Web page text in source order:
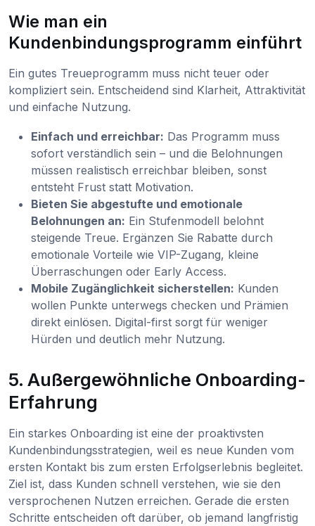
Wie man ein
Kundenbindungsprogramm einführt
Ein gutes Treueprogramm muss nicht teuer oder
kompliziert sein. Entscheidend sind Klarheit, Attraktivität
und einfache Nutzung.
Einfach und erreichbar: Das Programm muss
sofort verständlich sein – und die Belohnungen
müssen realistisch erreichbar bleiben, sonst
entsteht Frust statt Motivation.
Bieten Sie abgestufte und emotionale
Belohnungen an: Ein Stufenmodell belohnt
steigende Treue. Ergänzen Sie Rabatte durch
emotionale Vorteile wie VIP-Zugang, kleine
Überraschungen oder Early Access.
Mobile Zugänglichkeit sicherstellen: Kunden
wollen Punkte unterwegs checken und Prämien
direkt einlösen. Digital-first sorgt für weniger
Hürden und deutlich mehr Nutzung.
5. Außergewöhnliche Onboarding-
Erfahrung
Ein starkes Onboarding ist eine der proaktivsten
Kundenbindungsstrategien, weil es neue Kunden vom
ersten Kontakt bis zum ersten Erfolgserlebnis begleitet.
Ziel ist, dass Kunden schnell verstehen, wie sie den
versprochenen Nutzen erreichen. Gerade die ersten
Schritte entscheiden oft darüber, ob jemand langfristig